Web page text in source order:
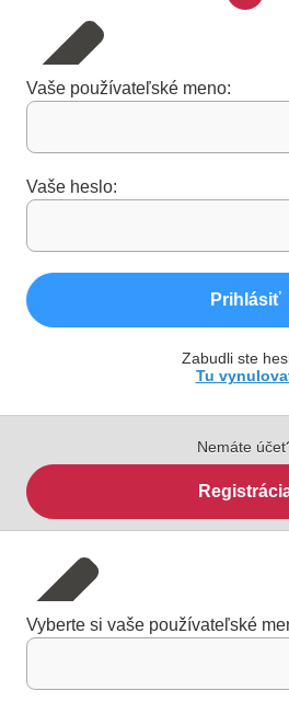
Vaše používateľské meno:
Vaše heslo:
Prihlásiť
Zabudli ste
Tu
Nemáte
Vyberte si vaše používateľské